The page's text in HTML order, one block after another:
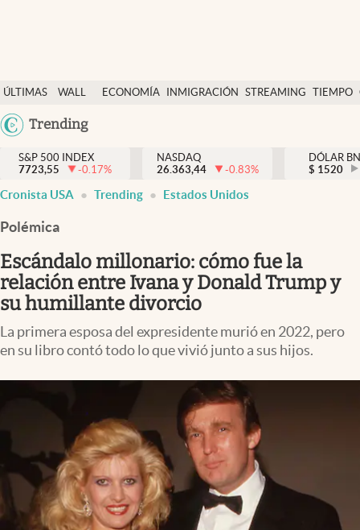
ÚLTIMAS
NOTICIAS
WALL
DÓLAR
ECONOMÍA INMIGRACIÓN STREAMING TIEMPO
México
Trending
Finanzas y economía
Wall Street y dólar
Inmigración
Espiritual
Streaming
PC y mobile
S&P 500 INDEX
7723,55
-0.17%
NASDAQ
26.363,44
-0.83%
DÓLAR
$ 1520
Cronista USA Trending Estados Unidos
Polémica
Escándalo millonario: cómo fue la
relación entre Ivana y Donald Trump y
su humillante divorcio
La primera esposa del expresidente murió en 2022, pero
en su libro contó todo lo que vivió junto a sus hijos.